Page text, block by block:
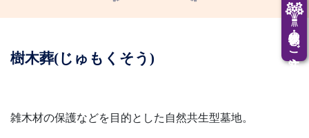
供花・供物のご注文
樹木葬(じゅもくそう)
雑木材の保護などを目的とした自然共生型墓地。